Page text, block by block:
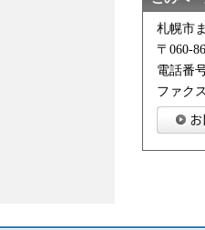
札幌市
〒060-
電話番
ファク